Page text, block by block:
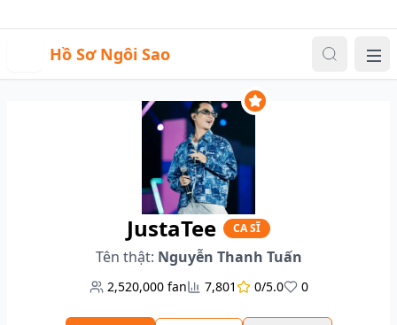
Hồ Sơ Ngôi Sao
JustaTee CA SĨ
Tên thật: Nguyễn Thanh Tuấn
2,520,000 fan 7,801 0/5.0 0